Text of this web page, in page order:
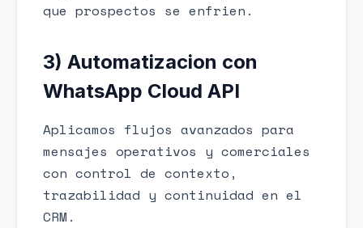
que prospectos se enfrien.
3) Automatizacion con
WhatsApp Cloud API
Aplicamos flujos avanzados para
mensajes operativos y comerciales
con control de contexto,
trazabilidad y continuidad en el
CRM.